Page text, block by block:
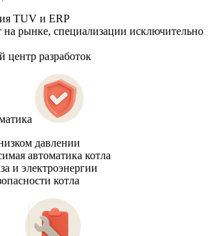
TUV и ERP
на рынке, специализации исключительно
центр разработок
давлении
автоматика котла
и электроэнергии
котла